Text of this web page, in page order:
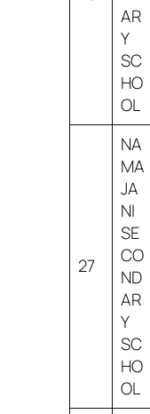
AR
Y
SC
HO
OL
27
NA
MA
JA
NI
SE
CO
ND
AR
Y
SC
HO
OL